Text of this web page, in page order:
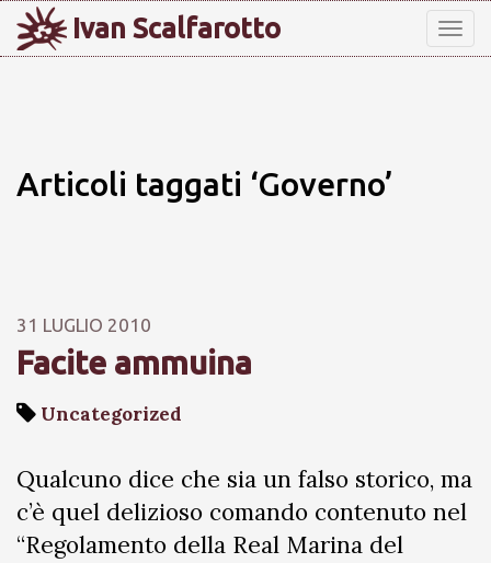
Ivan Scalfarotto
Articoli taggati ‘Governo’
31 LUGLIO 2010
Facite ammuina
Uncategorized
Qualcuno dice che sia un falso storico, ma
c’è quel delizioso comando contenuto nel
“Regolamento della Real Marina del